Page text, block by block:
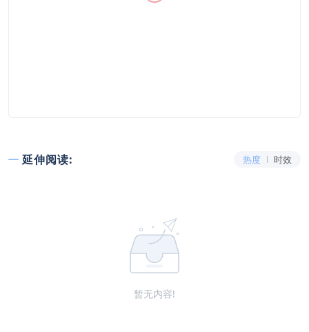
延伸阅读: 热度 时效
暂无内容!